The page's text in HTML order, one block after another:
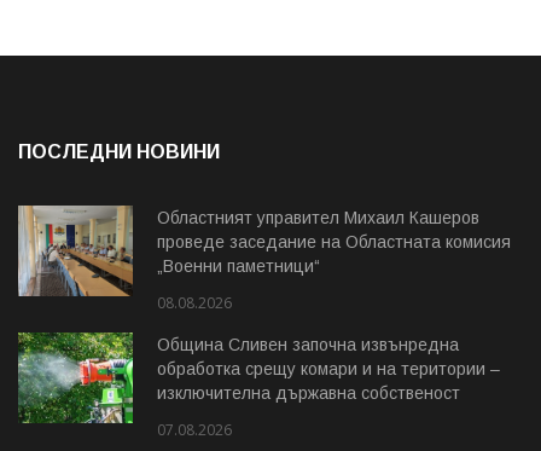
ПОСЛЕДНИ НОВИНИ
Областният управител Михаил Кашеров
проведе заседание на Областната комисия
„Военни паметници“
08.08.2026
Община Сливен започна извънредна
обработка срещу комари и на територии –
изключителна държавна собственост
07.08.2026